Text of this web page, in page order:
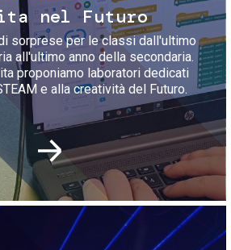
nel Futuro
sorprese per le classi dall'ultimo
all'ultimo anno della secondaria.
proponiamo laboratori dedicati
e alla creatività del Futuro.
Immagine